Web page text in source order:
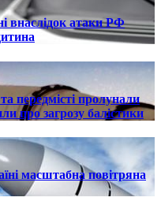
внаслідок атаки РФ
передмісті пролунали
про загрозу балістики
масштабна повітряна